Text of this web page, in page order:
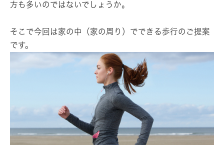
方も多いのではないでしょうか。
そこで今回は家の中（家の周り）でできる歩行のご提案
です。